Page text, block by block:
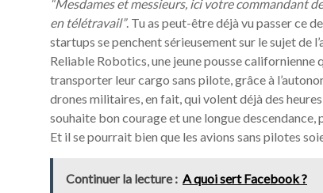
“Mesdames et messieurs, ici votre commandant
en télétravail”. Tu as peut-être déjà vu passer ce
startups se penchent sérieusement sur le sujet de
Reliable Robotics, une jeune pousse
transporter leur cargo sans pilote, grâce à
drones militaires, en fait, qui volent déjà des
souhaite bon courage et une longue descendance,
Et il se pourrait bien que les avions sans pilotes
Continuer la lecture : A quoi sert Facebook ?